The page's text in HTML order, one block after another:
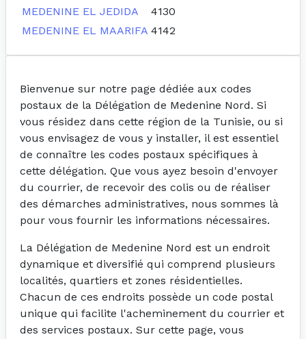
MEDENINE EL JEDIDA
4130
MEDENINE EL MAARIFA 4142
Bienvenue sur notre page dédiée aux codes
postaux de la Délégation de Medenine Nord. Si
vous résidez dans cette région de la Tunisie, ou si
vous envisagez de vous y installer, il est essentiel
de connaître les codes postaux spécifiques à
cette délégation. Que vous ayez besoin d'envoyer
du courrier, de recevoir des colis ou de réaliser
des démarches administratives, nous sommes là
pour vous fournir les informations nécessaires.
La Délégation de Medenine Nord est un endroit
dynamique et diversifié qui comprend plusieurs
localités, quartiers et zones résidentielles.
Chacun de ces endroits possède un code postal
unique qui facilite l'acheminement du courrier et
des services postaux. Sur cette page, vous